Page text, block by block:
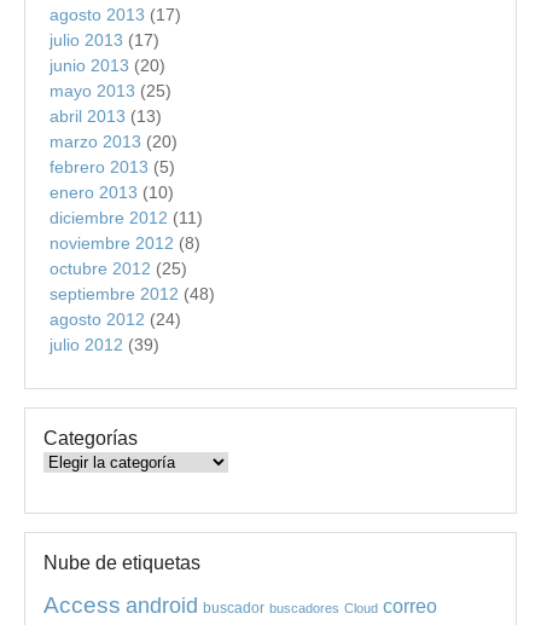
agosto 2013 (17)
julio 2013 (17)
junio 2013 (20)
mayo 2013 (25)
abril 2013 (13)
marzo 2013 (20)
febrero 2013 (5)
enero 2013 (10)
diciembre 2012 (11)
noviembre 2012 (8)
octubre 2012 (25)
septiembre 2012 (48)
agosto 2012 (24)
julio 2012 (39)
Categorías
Categorías
Nube de etiquetas
Access android buscador buscadores Cloud correo